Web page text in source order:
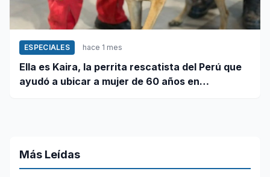
ESPECIALES hace 1 mes
Ella es Kaira, la perrita rescatista del Perú que
ayudó a ubicar a mujer de 60 años en
Más Leídas